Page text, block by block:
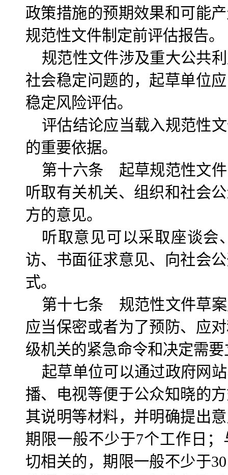
政策措施的预期效果和可能
规范性文件制定前评估报告。
规范性文件涉及重大公共
社会稳定问题的，起草单位
稳定风险评估。
评估结论应当载入规范性
的重要依据。
第十六条 起草规范性文
听取有关机关、组织和社会
方的意见。
听取意见可以采取座谈会
访、书面征求意见、向社会
式。
第十七条 规范性文件草
应当保密或者为了预防、应
级机关的紧急命令和决定需
起草单位可以通过政府网
播、电视等便于公众知晓的
其说明等材料，并明确提出
期限一般不少于7个工作日
切相关的，期限一般不少于